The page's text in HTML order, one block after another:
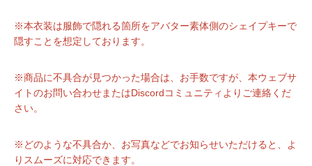
※本衣装は服飾で隠れる箇所をアバター素体側のシェイプキーで
隠すことを想定しております。
※商品に不具合が見つかった場合は、お手数ですが、本ウェブサ
イトのお問い合わせまたはDiscordコミュニティよりご連絡くだ
さい。
※どのような不具合か、お写真などでお知らせいただけると、よ
りスムーズに対応できます。